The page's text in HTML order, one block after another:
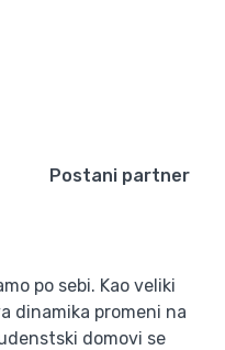
Postani partner
leto u
u Beogradu?
po sebi. Kao veliki
dinamika promeni na
domovi se